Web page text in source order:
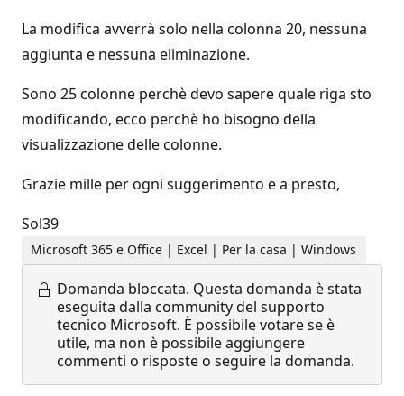
La modifica avverrà solo nella colonna 20, nessuna
aggiunta e nessuna eliminazione.
Sono 25 colonne perchè devo sapere quale riga sto
modificando, ecco perchè ho bisogno della
visualizzazione delle colonne.
Grazie mille per ogni suggerimento e a presto,
Sol39
Microsoft 365 e Office | Excel | Per la casa | Windows
Domanda bloccata. Questa domanda è stata
eseguita dalla community del supporto
tecnico Microsoft. È possibile votare se è
utile, ma non è possibile aggiungere
commenti o risposte o seguire la domanda.